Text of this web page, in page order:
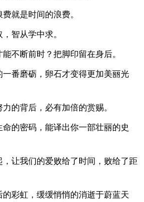
就是时间的浪费。
智从学中求。
不断前时？把脚印留在身后。
一番磨砺，卵石才变得更加美丽光
的背后，必有加倍的赏赐。
命的密码，能译出你一部壮丽的史
，让我们的爱败给了时间，败给了距
的彩虹，缓缓悄悄的消逝于蔚蓝天